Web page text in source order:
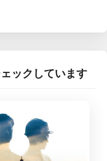
ックしています